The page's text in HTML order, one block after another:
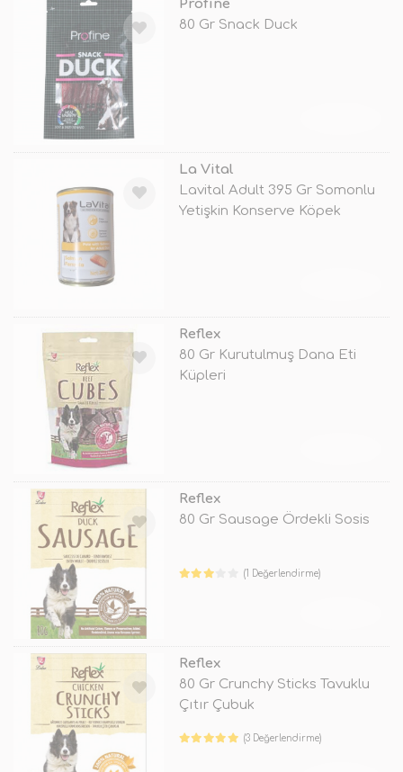
Profine
80 Gr Snack Duck
La Vital
Lavital Adult 395 Gr Somonlu
Yetişkin Konserve Köpek
Reflex
80 Gr Kurutulmuş Dana Eti
Küpleri
Reflex
80 Gr Sausage Ördekli Sosis
(1 Değerlendirme)
Reflex
80 Gr Crunchy Sticks Tavuklu
Çıtır Çubuk
(3 Değerlendirme)